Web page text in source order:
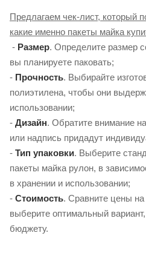
Предлагаем чек-лист, который
какие именно пакеты майка
- Размер. Определите размер
вы планируете паковать;
- Прочность. Выбирайте
полиэтилена, чтобы они
использовании;
- Дизайн. Обратите внимание
или надпись придадут
- Тип упаковки. Выберите
пакеты майка рулон, в
в хранении и использовании;
- Стоимость. Сравните цены
выберите оптимальный
бюджету.